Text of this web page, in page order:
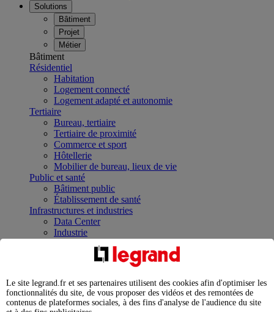
Solutions
Bâtiment
Projet
Métier
Bâtiment
Résidentiel
Habitation
Logement connecté
Logement adapté et autonomie
Tertiaire
Bureau, tertiaire
Tertiaire de proximité
Commerce et sport
Hôtellerie
Mobilier de bureau, lieux de vie
Public et santé
Bâtiment public
Établissement de santé
Infrastructures et industries
Data Center
Industrie
Infrastructures
Contrôler et planifier le fonctionnement des appareils
Répartir et optimiser son tableau électrique
Legrand Data Center Solutions : concentrer les
expertises au service de vos performances
Le site legrand.fr et ses partenaires utilisent des cookies afin d'optimiser les
fonctionnalités du site, de vous proposer des vidéos et des remontées de
contenus de plateformes sociales, à des fins d'analyse de l'audience du site